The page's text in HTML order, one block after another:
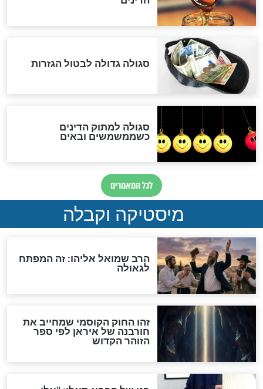
"מודה לקב"ה על כל השנים"
"נביא בעיר": מכירת המחלה
לגוי והוספת השם חזקיהו
לרפואת הרב דב הכהן קוק
לכל המאמרים
אחרית הימים
האם אפשר לחשב את הקץ?
מה יהיה בימות המשיח?